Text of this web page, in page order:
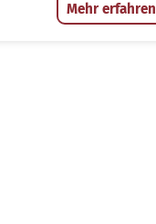
Mehr erfahren